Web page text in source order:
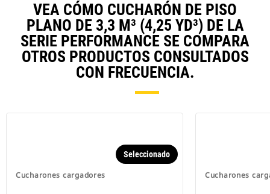
VEA CÓMO CUCHARÓN DE PISO
PLANO DE 3,3 M³ (4,25 YD³) DE LA
SERIE PERFORMANCE SE COMPARA
OTROS PRODUCTOS CONSULTADOS
CON FRECUENCIA.
Cucharones cargadores
Seleccionado
Cucharones